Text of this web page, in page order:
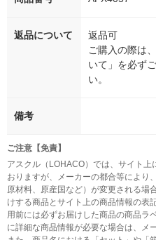
返品について
返品可
ご購入の際は
いて」を必ず
い。
備考
ご注意【免責】
アスクル（LOHACO）では、サイト
おりますが、メーカーの都合等により
原材料、原産国など）が変更される場
けする商品とサイト上の商品情報の表
用前には必ずお届けした商品の商品ラ
に詳細な商品情報が必要な場合は、メ